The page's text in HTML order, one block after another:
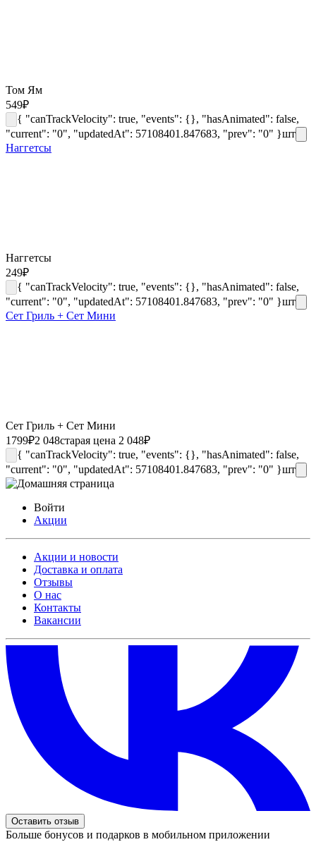
Том Ям
549₽
{ "canTrackVelocity": true, "events": {}, "hasAnimated": false,
"current": "0", "updatedAt": 57108401.847683, "prev": "0" }шт
Наггетсы
Наггетсы
249₽
{ "canTrackVelocity": true, "events": {}, "hasAnimated": false,
"current": "0", "updatedAt": 57108401.847683, "prev": "0" }шт
Сет Гриль + Сет Мини
Сет Гриль + Сет Мини
1799₽2 048старая цена 2 048₽
{ "canTrackVelocity": true, "events": {}, "hasAnimated": false,
"current": "0", "updatedAt": 57108401.847683, "prev": "0" }шт
Войти
Акции
Акции и новости
Доставка и оплата
Отзывы
О нас
Контакты
Вакансии
Оставить отзыв
Больше бонусов и подарков в мобильном приложении